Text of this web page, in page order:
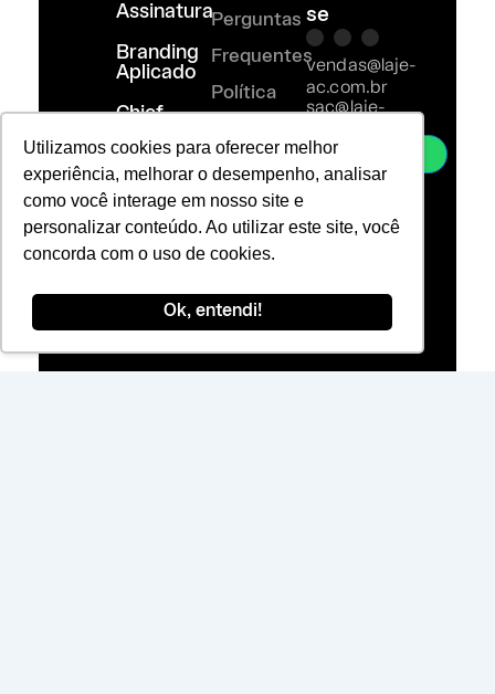
Utilizamos cookies para oferecer melhor
experiência, melhorar o desempenho, analisar
como você interage em nosso site e
personalizar conteúdo. Ao utilizar este site, você
concorda com o uso de cookies.
Ok, entendi!
Assinatura
Branding
Aplicado
Chief
Officer
Perguntas
Frequentes
Política
privacidade
Termos
de Uso
se
I
s
t
a
r
a
m
T
i
-
l
i
d
R
-
m
a
l
e
vendas@laje-
ac.com.br
sac@laje-
Whatsapp